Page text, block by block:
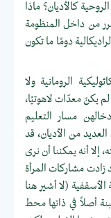
كالأديان؟ ماذا
من داخل المنظومة
دومًا ما تكون
الرومانية ولا
يكنّ معدّات لاهوتيًا،
مسار التعليم
من الأديان، قد
إلا أنه يمكننا أن نرى
مشاركات المرأة
الأسقفية (لا أشير هنا
أصلاً في ذاتها محط